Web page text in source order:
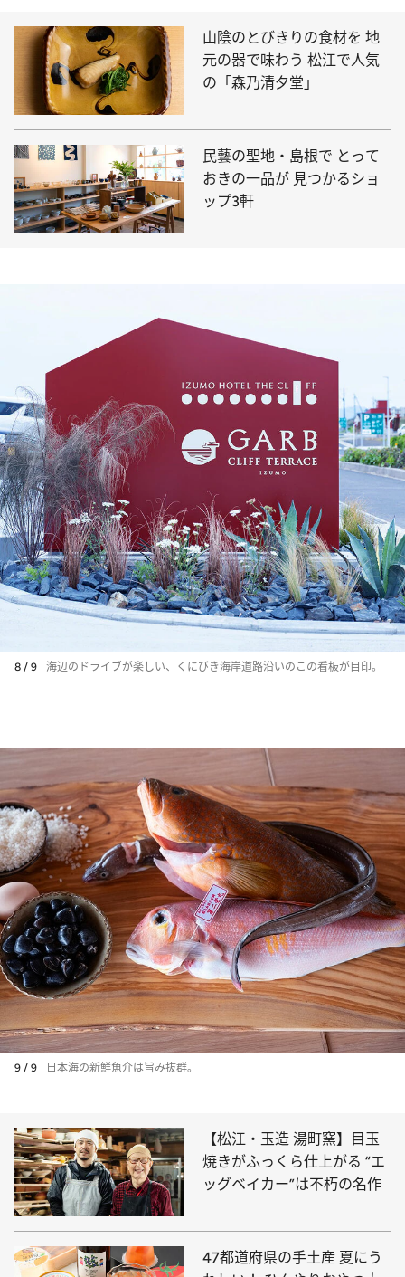
山陰のとびきりの食材を 地
元の器で味わう 松江で人気
の「森乃清夕堂」
民藝の聖地・島根で とって
おきの一品が 見つかるショ
ップ3軒
8 / 9 海辺のドライブが楽しい、くにびき海岸道路沿いのこの看板が目印。
9 / 9 日本海の新鮮魚介は旨み抜群。
【松江・玉造 湯町窯】目玉
焼きがふっくら仕上がる “エ
ッグベイカー”は不朽の名作
47都道府県の手土産 夏にう